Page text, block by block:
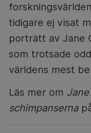
tidigare ej visat
porträtt av Jane
som trotsade
världens mest
Läs mer om
schimpanserna